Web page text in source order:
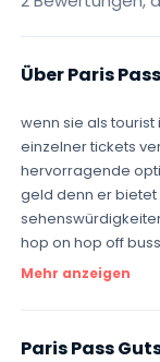
Über Paris Pass
wenn sie als
einzelner tickets
hervorragende
geld denn er bietet
hop on hop off
Mehr anzeigen
Paris Pass